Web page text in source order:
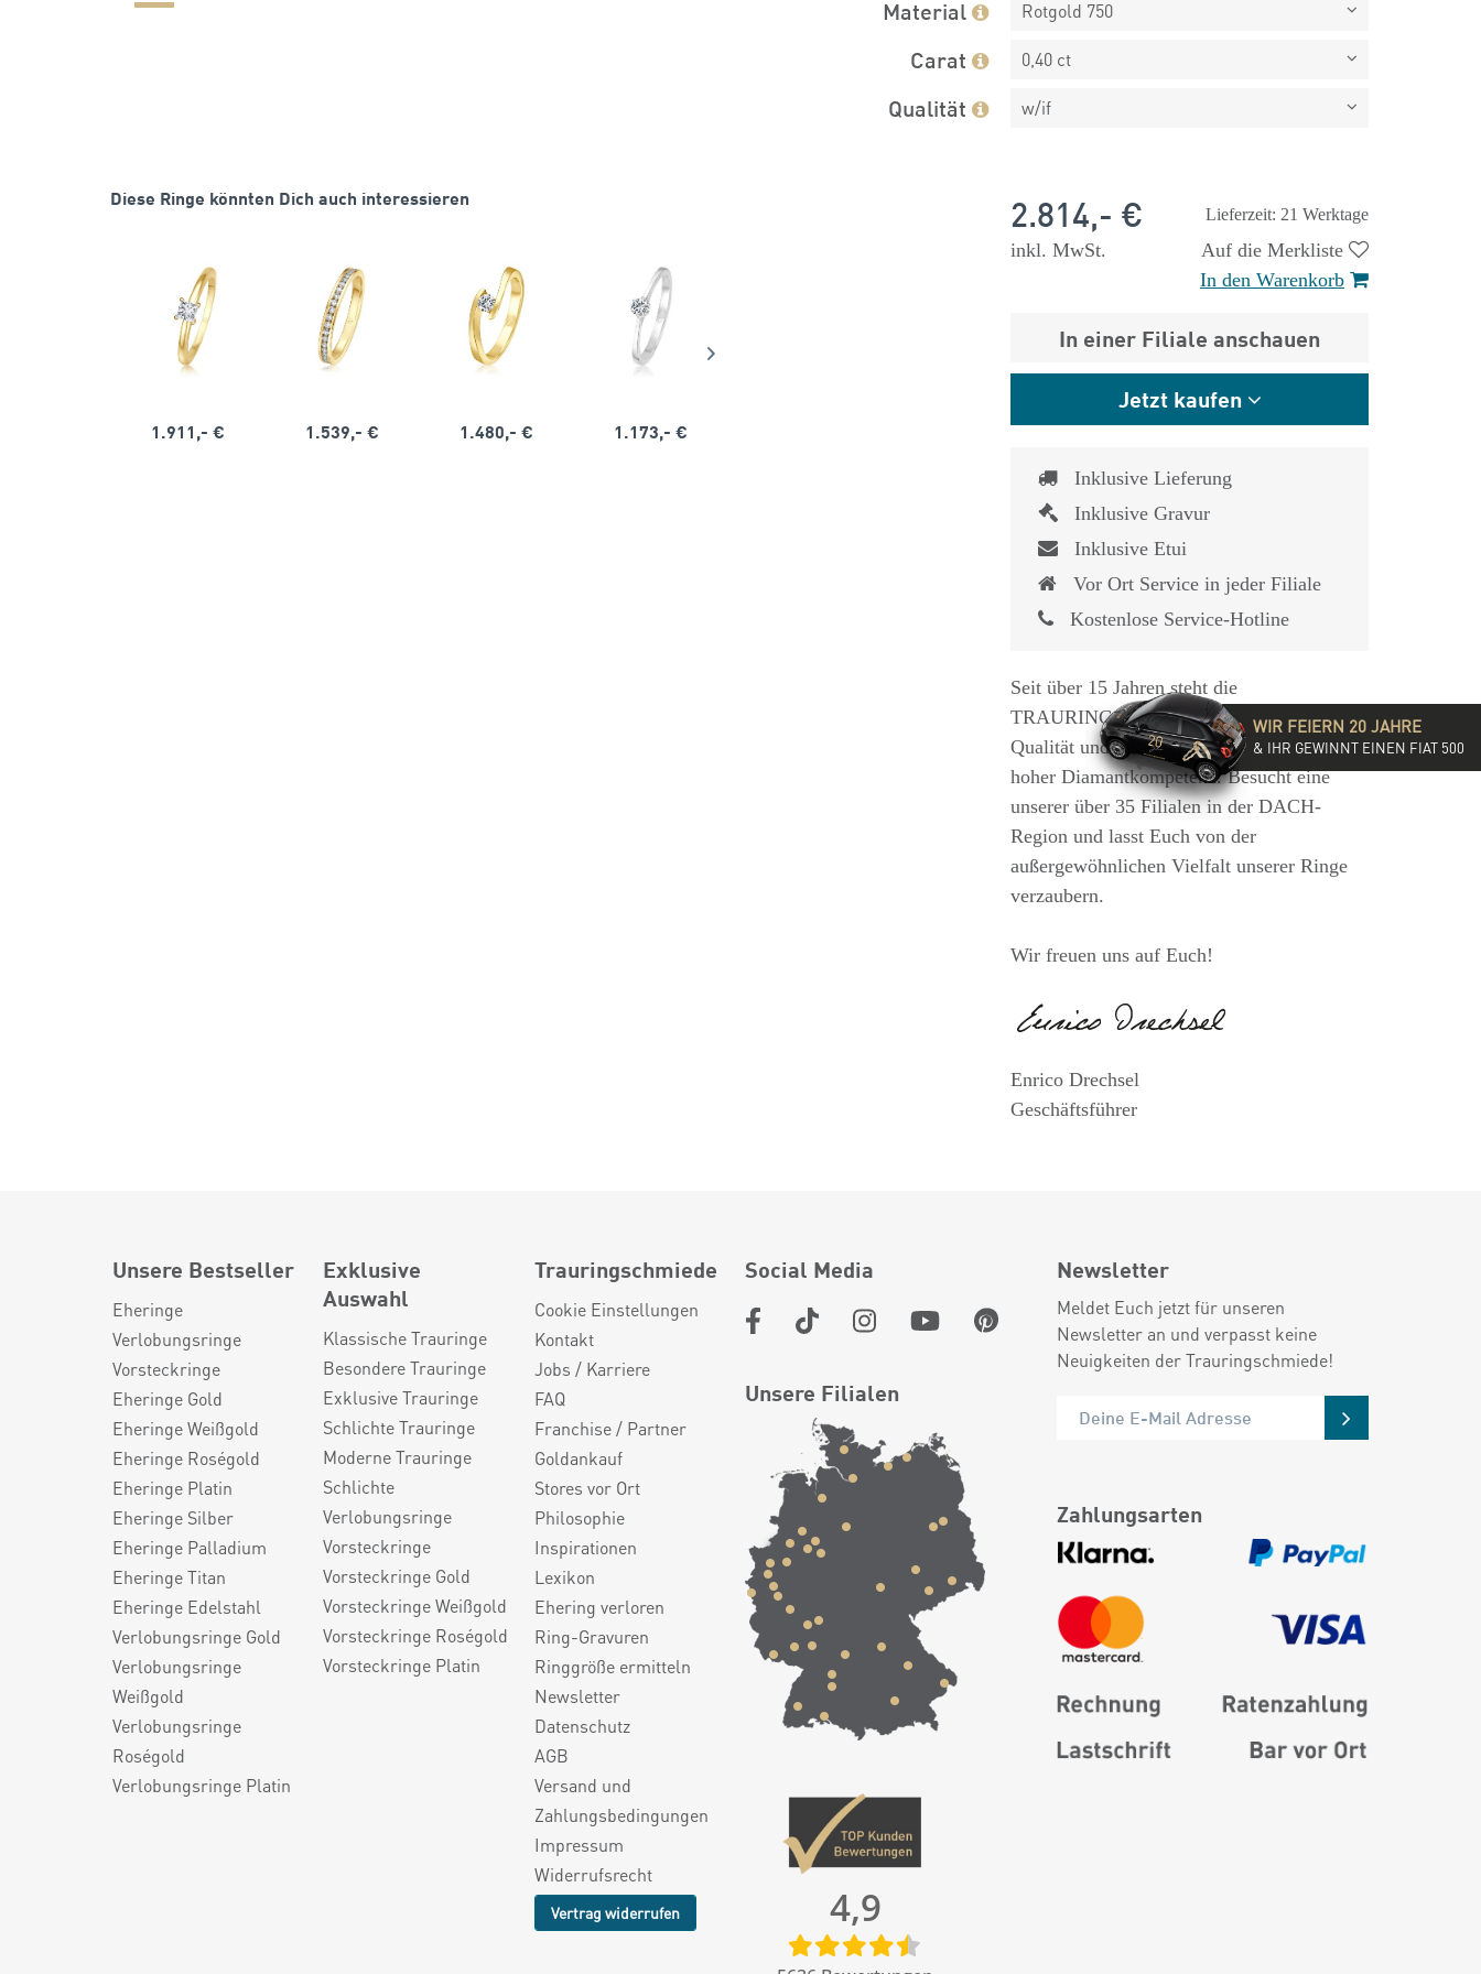
Diese Ringe könnten Dich auch interessieren
1.911,- € 1.539,- € 1.480,- € 1.173,- € 1.825,- €
Material Rotgold 750
Carat 0,40 ct
Qualität w/if
Lieferzeit: 21 Werktage
2.814,- €
inkl. MwSt.
Auf die Merkliste
In den Warenkorb
In einer Filiale anschauen
Jetzt kaufen
Inklusive Lieferung
Inklusive Gravur
Inklusive Etui
Vor Ort Service in jeder Filiale
Kostenlose Service-Hotline
Seit über 15 Jahren steht die
TRAURINGSCHMIEDE für exzellente
Qualität und hochwertige Beratung mit
hoher Diamantkompetenz. Besucht eine
unserer über 35 Filialen in der DACH-
Region und lasst Euch von der
außergewöhnlichen Vielfalt unserer Ringe
verzaubern.
Wir freuen uns auf Euch!
Enrico Drechsel
Geschäftsführer
Unsere Bestseller
Eheringe
Verlobungsringe
Vorsteckringe
Eheringe Gold
Eheringe Weißgold
Eheringe Roségold
Eheringe Platin
Eheringe Silber
Eheringe Palladium
Eheringe Titan
Eheringe Edelstahl
Verlobungsringe Gold
Verlobungsringe
Weißgold
Verlobungsringe
Roségold
Verlobungsringe Platin
Exklusive
Auswahl
Klassische Trauringe
Besondere Trauringe
Exklusive Trauringe
Schlichte Trauringe
Moderne Trauringe
Schlichte
Verlobungsringe
Vorsteckringe
Vorsteckringe Gold
Vorsteckringe Weißgold
Vorsteckringe Roségold
Vorsteckringe Platin
Trauringschmiede
Cookie Einstellungen
Kontakt
Jobs / Karriere
FAQ
Franchise / Partner
Goldankauf
Stores vor Ort
Philosophie
Inspirationen
Lexikon
Ehering verloren
Ring-Gravuren
Ringgröße ermitteln
Newsletter
Datenschutz
AGB
Versand und
Zahlungsbedingungen
Impressum
Widerrufsrecht
Vertrag widerrufen
Social Media
Unsere Filialen
4,9
Newsletter
Meldet Euch jetzt für unseren
Newsletter an und verpasst keine
Neuigkeiten der Trauringschmiede!
Zahlungsarten
WIR FEIERN 20 JAHRE
& IHR GEWINNT EINEN FIAT 500